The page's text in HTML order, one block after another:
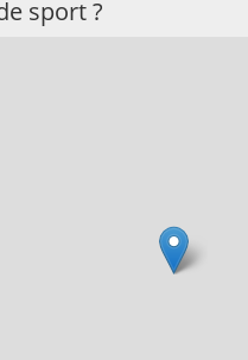
sport ?